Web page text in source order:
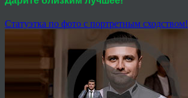
Статуэтка по фото с портретным сходством!